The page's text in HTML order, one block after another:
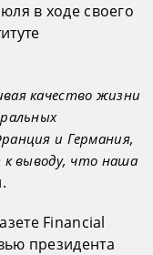
в ходе своего
качество жизни
и Германия,
к выводу, что наша
Financial
президента